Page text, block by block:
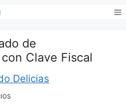
de
Clave Fiscal
Delicias